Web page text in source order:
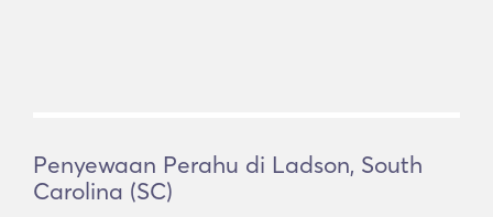
Penyewaan Perahu di Ladson, South
Carolina (SC)